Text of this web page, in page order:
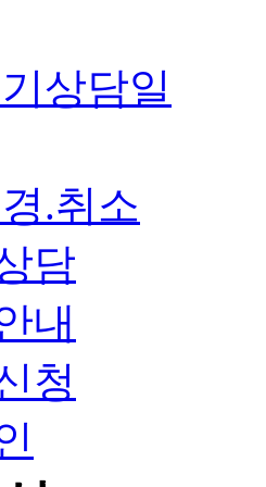
상담일
.취소
담
내
청